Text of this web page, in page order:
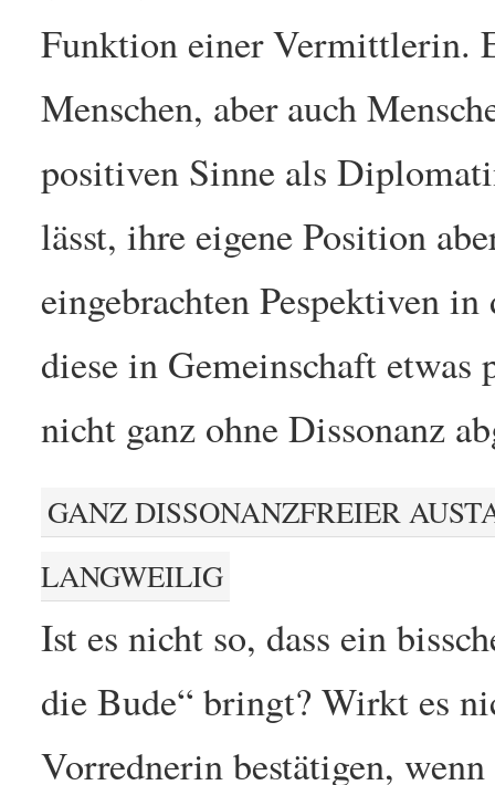
Funktion einer Vermittlerin.
Menschen, aber auch
positiven Sinne als
lässt, ihre eigene Position
eingebrachten Pespektiven
diese in Gemeinschaft etwas
nicht ganz ohne Dissonanz
GANZ DISSONANZFREIER
LANGWEILIG
Ist es nicht so, dass ein
die Bude“ bringt? Wirkt es
Vorrednerin bestätigen,